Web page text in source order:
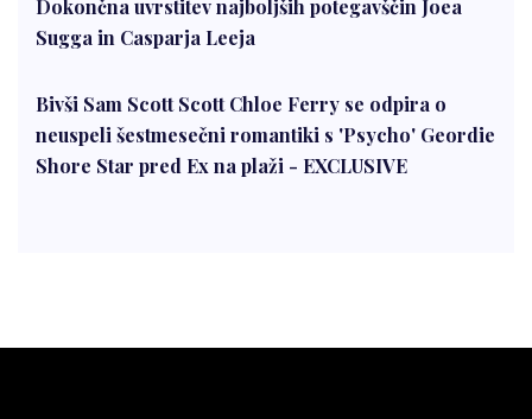
Dokončna uvrstitev najboljših potegavščin Joea
Sugga in Casparja Leeja
Bivši Sam Scott Scott Chloe Ferry se odpira o
neuspeli šestmesečni romantiki s 'Psycho' Geordie
Shore Star pred Ex na plaži - EXCLUSIVE